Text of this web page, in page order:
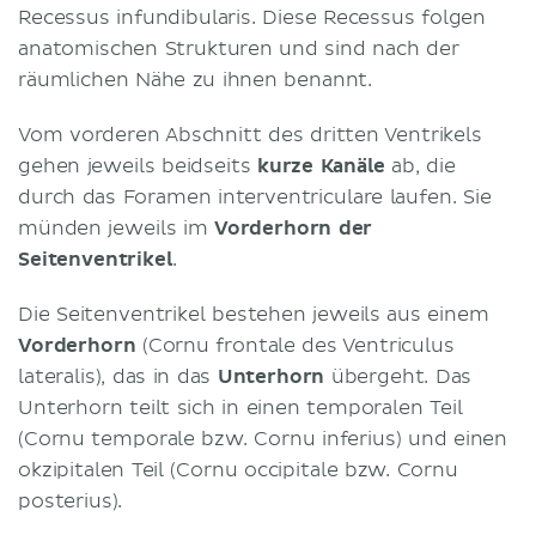
Recessus infundibularis. Diese Recessus folgen
anatomischen Strukturen und sind nach der
räumlichen Nähe zu ihnen benannt.
Vom vorderen Abschnitt des dritten Ventrikels
gehen jeweils beidseits kurze Kanäle ab, die
durch das Foramen interventriculare laufen. Sie
münden jeweils im Vorderhorn der
Seitenventrikel.
Die Seitenventrikel bestehen jeweils aus einem
Vorderhorn (Cornu frontale des Ventriculus
lateralis), das in das Unterhorn übergeht. Das
Unterhorn teilt sich in einen temporalen Teil
(Cornu temporale bzw. Cornu inferius) und einen
okzipitalen Teil (Cornu occipitale bzw. Cornu
posterius).